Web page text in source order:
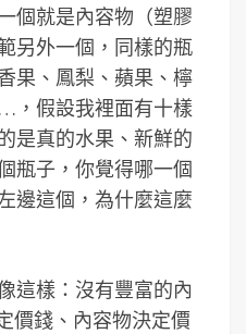
個就是內容物（塑膠
另外一個，同樣的瓶
果、鳳梨、蘋果、檸
，假設我裡面有十樣
是真的水果、新鮮的
瓶子，你覺得哪一個
邊這個，為什麼這麼
這樣：沒有豐富的內
錢、內容物決定價